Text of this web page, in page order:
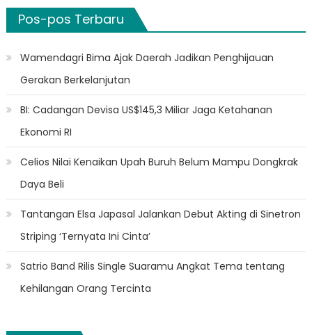
Pos-pos Terbaru
Wamendagri Bima Ajak Daerah Jadikan Penghijauan
Gerakan Berkelanjutan
BI: Cadangan Devisa US$145,3 Miliar Jaga Ketahanan
Ekonomi RI
Celios Nilai Kenaikan Upah Buruh Belum Mampu Dongkrak
Daya Beli
Tantangan Elsa Japasal Jalankan Debut Akting di Sinetron
Striping ‘Ternyata Ini Cinta’
Satrio Band Rilis Single Suaramu Angkat Tema tentang
Kehilangan Orang Tercinta